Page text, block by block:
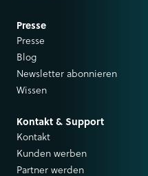
Presse
Presse
Blog
Newsletter abonnieren
Wissen
Kontakt & Support
Kontakt
Kunden werben
Partner werden